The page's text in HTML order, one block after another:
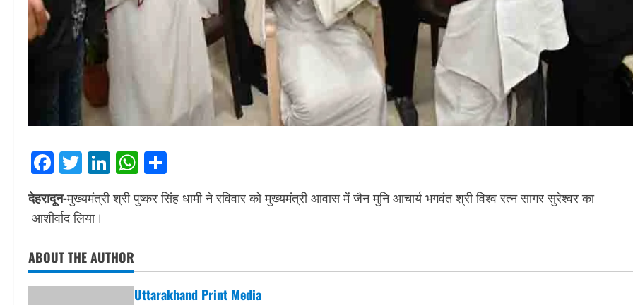
Facebook
Twitter
LinkedIn
WhatsApp
देहरादून-मुख्यमंत्री श्री पुष्कर सिंह धामी ने रविवार को मुख्यमंत्री आवास में जैन मुनि आचार्य भगवंत श्री विश्व रत्न सागर सुरेश्वर का
आशीर्वाद लिया।
ABOUT THE AUTHOR
Uttarakhand Print Media